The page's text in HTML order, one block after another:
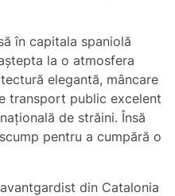
în capitala spaniolă
la o atmosfera
elegantă, mâncare
transport public excelent
de străini. Însă
pentru a cumpără o
din Catalonia